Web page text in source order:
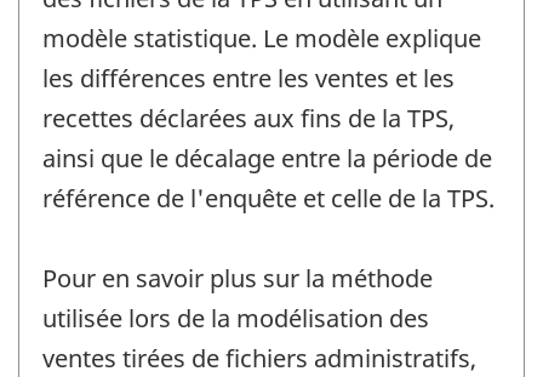
modèle statistique. Le modèle explique
les différences entre les ventes et les
recettes déclarées aux fins de la TPS,
ainsi que le décalage entre la période de
référence de l'enquête et celle de la TPS.
Pour en savoir plus sur la méthode
utilisée lors de la modélisation des
ventes tirées de fichiers administratifs,